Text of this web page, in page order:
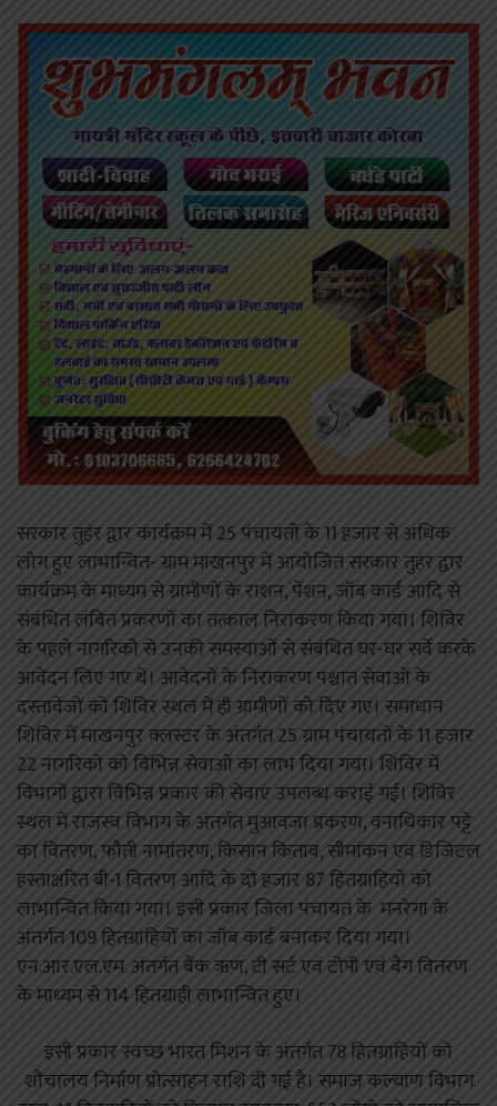
सरकार तुहंर द्वार कार्यक्रम में 25 पंचायतों के 11 हजार से अधिक
लोग हुए लाभान्वित- ग्राम माखनपुर में आयोजित सरकार तुहंर द्वार
कार्यक्रम के माध्यम से ग्रामीणों के राशन, पेंशन, जॉब कार्ड आदि से
संबंधित लंबित प्रकरणों का तत्काल निराकरण किया गया। शिविर
के पहले नागरिकोे से उनकी समस्याओं से संबंधित घर-घर सर्वे करके
आवेदन लिए गए थे। आवेदनों के निराकरण पश्चात सेवाओं के
दस्तावेजों को शिविर स्थल में ही ग्रामीणों को दिए गए। समाधान
शिविर में माखनपुर क्लस्टर के अंतर्गत 25 ग्राम पंचायतों के 11 हजार
22 नागरिकों को विभिन्न सेवाओं का लाभ दिया गया। शिविर में
विभागों द्वारा विभिन्न प्रकार की सेवाएं उपलब्ध कराई गई। शिविर
स्थल में राजस्व विभाग के अंतर्गत मुआवजा प्रकरण, वनाधिकार पट्टे
का वितरण, फौती नामांतरण, किसान किताब, सीमांकन एवं डिजिटल
हस्ताक्षरित बी-1 वितरण आदि के दो हजार 87 हितग्राहियों को
लाभान्वित किया गया। इसी प्रकार जिला पंचायत के मनरेगा के
अंतर्गत 109 हितग्राहियों का जॉब कार्ड बनाकर दिया गया।
एन.आर.एल.एम. अंतर्गत बैंक ऋण, टी सर्ट एवं टोपी एवं बैग वितरण
के माध्यम से 114 हितग्राही लाभान्वित हुए।
इसी प्रकार स्वच्छ भारत मिशन के अंतर्गत 78 हितग्राहियों को
शौचालय निर्माण प्रोत्साहन राशि दी गई है। समाज कल्याण विभाग